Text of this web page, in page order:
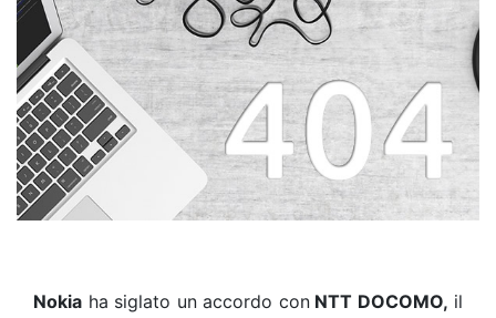
Nokia ha siglato un accordo conNTT DOCOMO, il